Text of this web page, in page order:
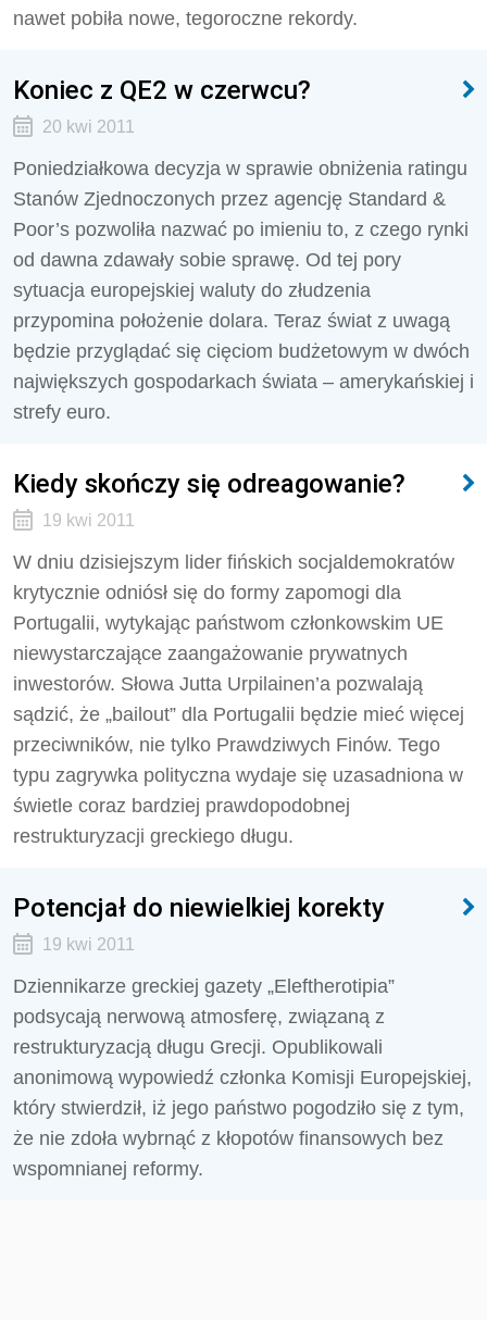
nawet pobiła nowe, tegoroczne rekordy.
Koniec z QE2 w czerwcu?
20 kwi 2011
Poniedziałkowa decyzja w sprawie obniżenia ratingu
Stanów Zjednoczonych przez agencję Standard &
Poor’s pozwoliła nazwać po imieniu to, z czego rynki
od dawna zdawały sobie sprawę. Od tej pory
sytuacja europejskiej waluty do złudzenia
przypomina położenie dolara. Teraz świat z uwagą
będzie przyglądać się cięciom budżetowym w dwóch
największych gospodarkach świata – amerykańskiej i
strefy euro.
Kiedy skończy się odreagowanie?
19 kwi 2011
W dniu dzisiejszym lider fińskich socjaldemokratów
krytycznie odniósł się do formy zapomogi dla
Portugalii, wytykając państwom członkowskim UE
niewystarczające zaangażowanie prywatnych
inwestorów. Słowa Jutta Urpilainen’a pozwalają
sądzić, że „bailout” dla Portugalii będzie mieć więcej
przeciwników, nie tylko Prawdziwych Finów. Tego
typu zagrywka polityczna wydaje się uzasadniona w
świetle coraz bardziej prawdopodobnej
restrukturyzacji greckiego długu.
Potencjał do niewielkiej korekty
19 kwi 2011
Dziennikarze greckiej gazety „Eleftherotipia”
podsycają nerwową atmosferę, związaną z
restrukturyzacją długu Grecji. Opublikowali
anonimową wypowiedź członka Komisji Europejskiej,
który stwierdził, iż jego państwo pogodziło się z tym,
że nie zdoła wybrnąć z kłopotów finansowych bez
wspomnianej reformy.